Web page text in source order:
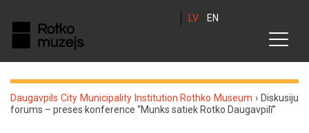
LV EN
Daugavpils City Municipality Institution Rothko Museum › Diskusiju
forums – preses konference “Munks satiek Rotko Daugavpilī”